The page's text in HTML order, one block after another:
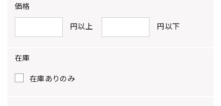
価格
円以上
円以下
在庫
在庫ありのみ